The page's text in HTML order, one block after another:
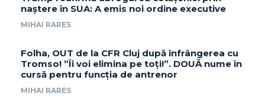
naștere în SUA: A emis noi ordine executive
MIHAI RARES
Folha, OUT de la CFR Cluj după înfrângerea cu
Tromso! ”Îi voi elimina pe toți!”. DOUĂ nume în
cursă pentru funcția de antrenor
MIHAI RARES